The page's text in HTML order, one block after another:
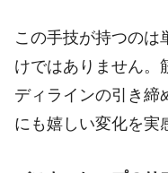
この手技が持つのは
けではありません。
ディラインの引き締
にも嬉しい変化を実